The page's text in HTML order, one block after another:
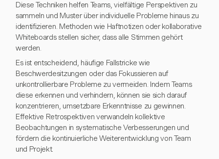
Diese Techniken helfen Teams, vielfältige Perspektiven zu
sammeln und Muster über individuelle Probleme hinaus zu
identifizieren. Methoden wie Haftnotizen oder kollaborative
Whiteboards stellen sicher, dass alle Stimmen gehört
werden.
Es ist entscheidend, häufige Fallstricke wie
Beschwerdesitzungen oder das Fokussieren auf
unkontrollierbare Probleme zu vermeiden. Indem Teams
diese erkennen und verhindern, können sie sich darauf
konzentrieren, umsetzbare Erkenntnisse zu gewinnen.
Effektive Retrospektiven verwandeln kollektive
Beobachtungen in systematische Verbesserungen und
fördern die kontinuierliche Weiterentwicklung von Team
und Projekt.